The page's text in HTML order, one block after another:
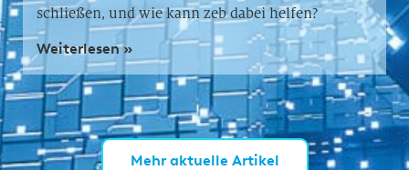
schließen, und wie kann zeb dabei helfen?
Weiterlesen »
Mehr aktuelle Artikel